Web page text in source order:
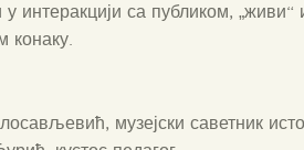
интеракцији са публиком,
конаку.
музејски саветник